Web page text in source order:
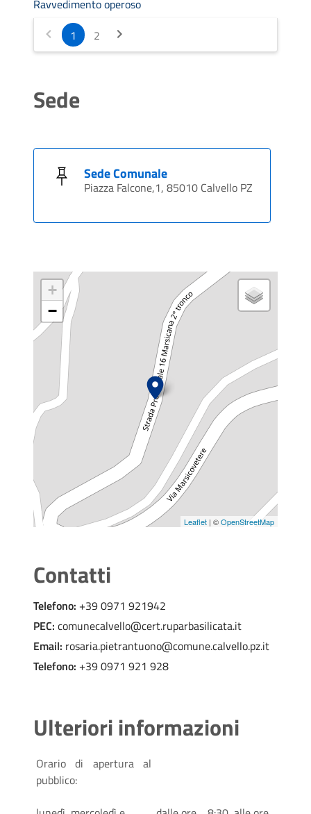
Ravvedimento operoso
1
2
Sede
Sede Comunale
Piazza Falcone,1, 85010 Calvello PZ
+
−
Leaflet | ©OpenStreetMap
Contatti
Telefono: +39 0971 921942
PEC: comunecalvello@cert.ruparbasilicata.it
Email: rosaria.pietrantuono@comune.calvello.pz.it
Telefono: +39 0971 921 928
Ulteriori informazioni
Orario di apertura al
pubblico: